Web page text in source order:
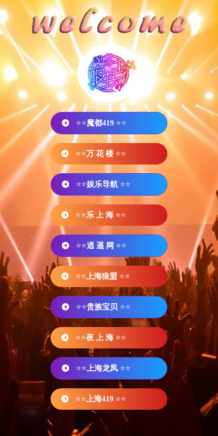
⭐⭐魔都419 ⭐⭐
⭐⭐万 花 楼 ⭐⭐
⭐⭐娱乐导航 ⭐⭐
⭐⭐乐 上 海 ⭐⭐
⭐⭐逍 遥 网 ⭐⭐
⭐⭐ 上海狼盟 ⭐⭐
⭐⭐贵族宝贝 ⭐⭐
⭐⭐夜 上 海 ⭐⭐
⭐⭐ 上海龙凤 ⭐⭐
⭐⭐ 上海419 ⭐⭐